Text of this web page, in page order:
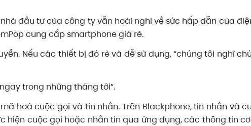
đầu tư của công ty vẫn hoài nghi về sức hấp dẫn của
cung cấp smartphone giá rẻ.
Nếu các thiết bị đó rẻ và dễ sử dụng, “chúng tôi nghĩ
trong những tháng tới”.
hoá cuộc gọi và tin nhắn. Trên Blackphone, tin nhắn và
hiện cuộc gọi hoặc nhắn tin qua ứng dụng, các thông tin